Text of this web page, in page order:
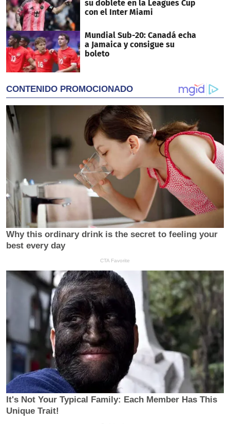
su doblete en la Leagues Cup
con el Inter Miami
Mundial Sub-20: Canadá echa
a Jamaica y consigue su
boleto